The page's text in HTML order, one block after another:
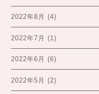
2022年8月 (4)
2022年7月 (1)
2022年6月 (6)
2022年5月 (2)